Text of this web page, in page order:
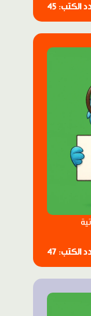
الكتب: 45
الكتب: 47